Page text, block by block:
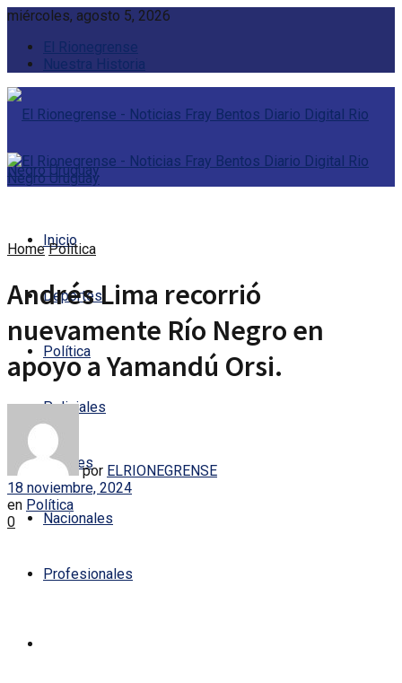
miércoles, agosto 5, 2026
El Rionegrense
Nuestra Historia
Inicio
Deportes
Política
Policiales
Locales
Nacionales
Profesionales
Home Política
Andrés Lima recorrió
nuevamente Río Negro en
apoyo a Yamandú Orsi.
por ELRIONEGRENSE
18 noviembre, 2024
en Política
0